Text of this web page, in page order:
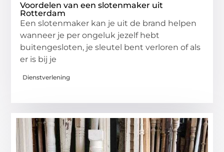
Voordelen van een slotenmaker uit
Rotterdam
Een slotenmaker kan je uit de brand helpen
wanneer je per ongeluk jezelf hebt
buitengesloten, je sleutel bent verloren of als
er is bij je
Dienstverlening